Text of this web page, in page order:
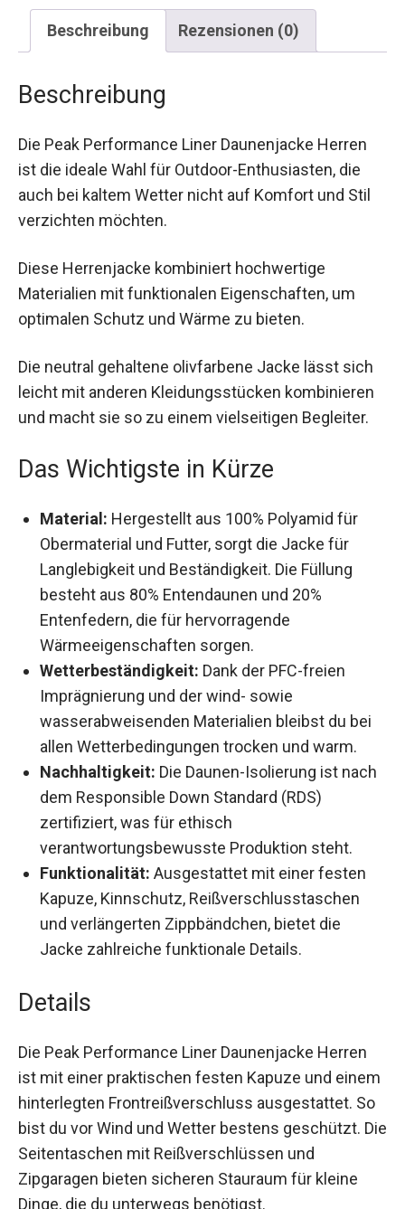
Beschreibung Rezensionen (0)
Beschreibung
ist die ideale Wahl für Outdoor-Enthusiasten, die
auch bei kaltem Wetter nicht auf Komfort und Stil
verzichten möchten.
Materialien mit funktionalen Eigenschaften, um
optimalen Schutz und Wärme zu bieten.
leicht mit anderen Kleidungsstücken
kombinieren und macht sie so zu einem
vielseitigen Begleiter.
Das Wichtigste in Kürze
Material: Hergestellt aus 100% Polyamid für
Obermaterial und Futter, sorgt die Jacke für
Langlebigkeit und Beständigkeit. Die Füllung
besteht aus 80% Entendaunen und 20%
Entenfedern, die für hervorragende
Wärmeeigenschaften sorgen.
Wetterbeständigkeit: Dank der PFC-freien
Imprägnierung und der wind- sowie
wasserabweisenden Materialien bleibst du bei
allen Wetterbedingungen trocken und warm.
Nachhaltigkeit: Die Daunen-Isolierung ist
nach dem Responsible Down Standard (RDS)
zertifiziert, was für ethisch
verantwortungsbewusste Produktion steht.
Funktionalität: Ausgestattet mit einer festen
Kapuze, Kinnschutz, Reißverschlusstaschen
und verlängerten Zippbändchen, bietet die
Jacke zahlreiche funktionale Details.
Details
Die Peak Performance Liner Daunenjacke Herren
ist mit einer praktischen festen Kapuze und
einem hinterlegten Frontreißverschluss
ausgestattet. So bist du vor Wind und Wetter
bestens geschützt. Die Seitentaschen mit
Reißverschlüssen und Zipgaragen bieten